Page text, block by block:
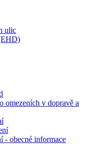
ulic
omezeních v dopravě a
- obecné informace